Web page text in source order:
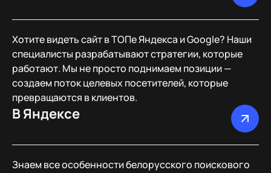
Хотите видеть сайт в ТОПе Яндекса и Google? Наши
специалисты разрабатывают стратегии, которые
работают. Мы не просто поднимаем позиции —
создаем поток целевых посетителей, которые
превращаются в клиентов.
В Яндексе
Знаем все особенности белорусского поискового